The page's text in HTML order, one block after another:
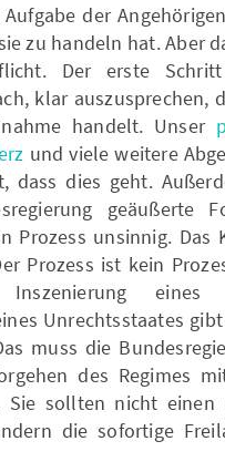
der
zu handeln hat. Aber
Der erste
klar auszusprechen,
handelt. Unser
und viele weitere
dass dies geht.
geäußerte
Prozess unsinnig. Das
Prozess ist kein
eines
Unrechtsstaates
muss die
des Regimes
Sie sollten nicht einen
die sofortige